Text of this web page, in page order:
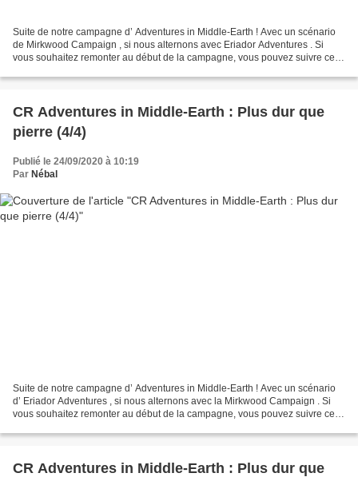
Suite de notre campagne d’ Adventures in Middle-Earth ! Avec un scénario
de Mirkwood Campaign , si nous alternons avec Eriador Adventures . Si
vous souhaitez remonter au début de la campagne, vous pouvez suivre ce
CR Adventures in Middle-Earth : Plus dur que
pierre (4/4)
Publié le 24/09/2020 à 10:19
Par Nébal
Suite de notre campagne d’ Adventures in Middle-Earth ! Avec un scénario
d’ Eriador Adventures , si nous alternons avec la Mirkwood Campaign . Si
vous souhaitez remonter au début de la campagne, vous pouvez suivre ce
CR Adventures in Middle-Earth : Plus dur que